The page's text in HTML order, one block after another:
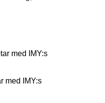
med IMY:s
med IMY:s